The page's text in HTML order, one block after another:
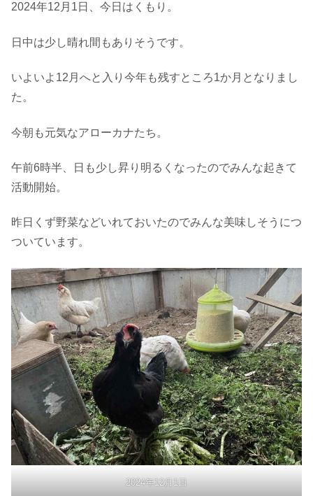
2024年12月1日、今日はくもり。
日中は少し晴れ間もありそうです。
いよいよ12月へと入り今年も残すところ1か月となりまし
た。
今朝も元気なアローカナたち。
午前6時半、日も少し昇り明るくなったのでみんな起きて
活動開始。
昨日くず野菜などいれておいたのでみんな美味しそうにつ
ついています。
2024年12月1日